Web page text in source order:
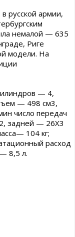
русской армии,
немалой — 635
Риге
модели. На
— 4,
— 498 см3,
число передач
задней — 26X3
104 кг;
расход
8,5 л.